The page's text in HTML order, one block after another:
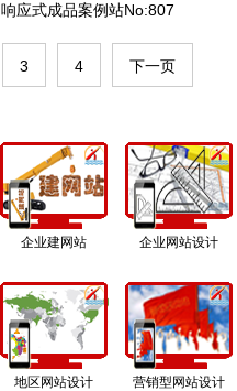
响应式成品案例站No:807
3 4 下一页
企业建网站 企业网站设计
地区网站设计 营销型网站设计